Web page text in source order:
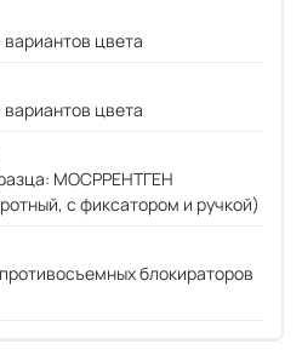
цвета
цвета
МОСРРЕНТГЕН
с фиксатором и ручкой)
блокираторов